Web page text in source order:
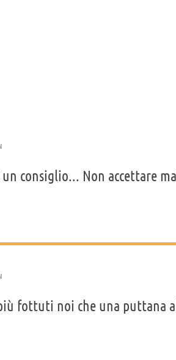
un consiglio... Non accettare
fottuti noi che una puttana